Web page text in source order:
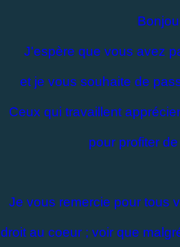
J'espère que vous avez
et je vous souhaite de
Ceux qui travaillent
pour profiter
Je vous remercie pour tous
droit au coeur ; voir que